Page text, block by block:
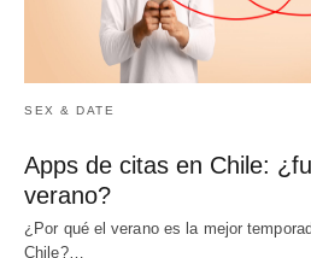
SEX & DATE
Apps de citas en Chile:
verano?
¿Por qué el verano es la mejor
Chile?…